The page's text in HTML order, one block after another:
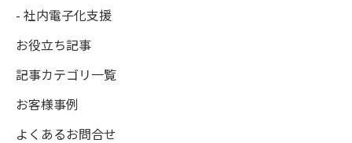
- 社内電子化支援
お役立ち記事
記事カテゴリ一覧
お客様事例
よくあるお問合せ